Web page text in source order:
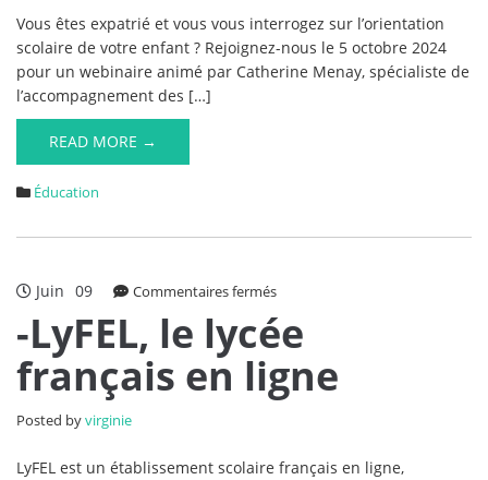
Vous êtes expatrié et vous vous interrogez sur l’orientation
scolaire de votre enfant ? Rejoignez-nous le 5 octobre 2024
pour un webinaire animé par Catherine Menay, spécialiste de
l’accompagnement des […]
READ MORE →
Éducation
Juin 09 Commentaires ferméssur
-
LyFEL,
lycée
français
-LyFEL, le lycée
français en ligne
Posted byvirginie
LyFEL est un établissement scolaire français en ligne,